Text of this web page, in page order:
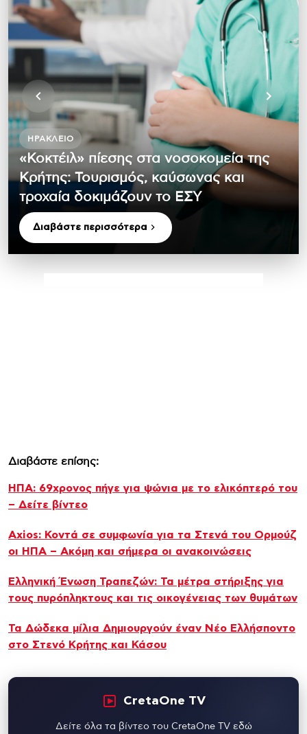
ΗΡΆΚΛΕΙΟ
«Κοκτέιλ» πίεσης στα νοσοκομεία της
Κρήτης: Τουρισμός, καύσωνας και
τροχαία δοκιμάζουν το ΕΣΥ
Διαβάστε περισσότερα
Διαβάστε επίσης:
ΗΠΑ: 69χρονος πήγε για ψώνια με το ελικόπτερό του
– Δείτε βίντεο
Axios: Κοντά σε συμφωνία για τα Στενά του Ορμούζ
οι ΗΠΑ – Ακόμη και σήμερα οι ανακοινώσεις
Ελληνική Ένωση Τραπεζών: Τα μέτρα στήριξης για
τους πυρόπληκτους και τις οικογένειας των θυμάτων
Τα Δώδεκα μίλια Δημιουργούν έναν Νέο Ελλήσποντο
στο Στενό Κρήτης και Κάσου
CretaOne TV
Δείτε όλα τα βίντεο του CretaOne TV εδώ